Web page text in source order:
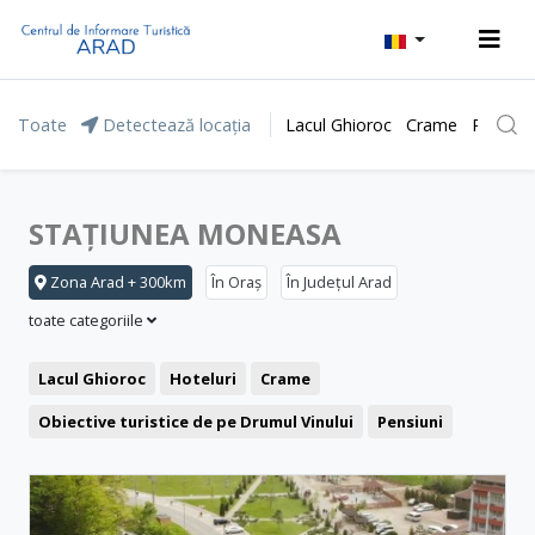
Toate Detectează locația Lacul Ghioroc Crame Parcul
STAȚIUNEA MONEASA
Zona Arad + 300km În Oraș
În Județul Arad
toate categoriile
Lacul Ghioroc Hoteluri
Crame
Obiective turistice de pe Drumul Vinului
Pensiuni
Băile Lipova
Motel
Restaurant